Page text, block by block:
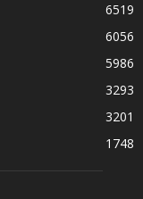
6519
6056
5986
3293
3201
1748